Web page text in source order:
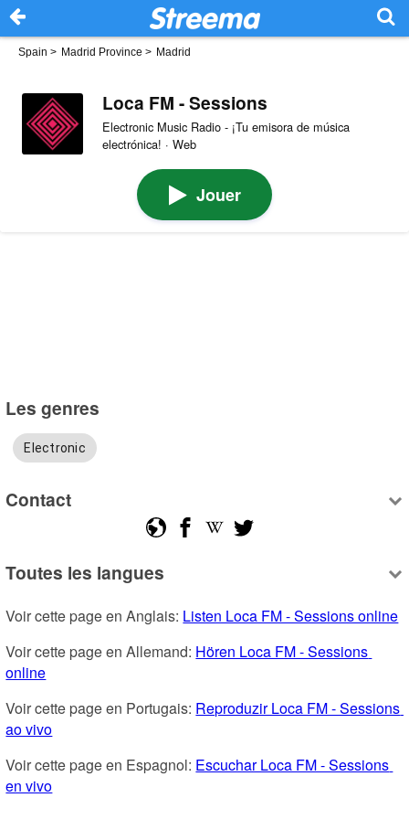
Spain > Madrid Province > Madrid
Loca FM - Sessions
Electronic Music Radio - ¡Tu emisora de música
electrónica! · Web
Jouer
Les genres
Electronic
Contact
Toutes les langues
Voir cette page en Anglais: Listen Loca FM - Sessions online
Voir cette page en Allemand: Hören Loca FM - Sessions
online
Voir cette page en Portugais: Reproduzir Loca FM - Sessions
ao vivo
Voir cette page en Espagnol: Escuchar Loca FM - Sessions
en vivo